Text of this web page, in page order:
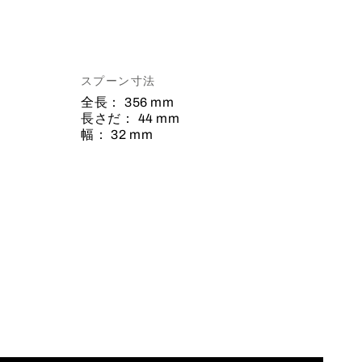
スプーン寸法
全長：
356 mm
長さだ：
44 mm
幅：
32 mm